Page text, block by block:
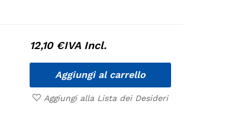
12,10 €IVA Incl.
Aggiungi al carrello
Aggiungi alla Lista dei Desideri